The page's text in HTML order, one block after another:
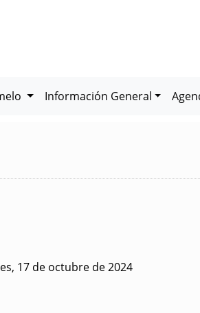
Información General
17 de octubre de 2024